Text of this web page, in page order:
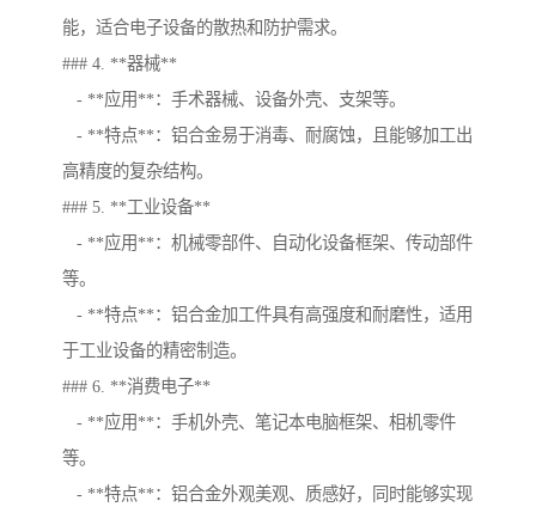
能，适合电子设备的散热和防护需求。
### 4. **器械**
- **应用**：手术器械、设备外壳、支架等。
- **特点**：铝合金易于消毒、耐腐蚀，且能够加工出
高精度的复杂结构。
### 5. **工业设备**
- **应用**：机械零部件、自动化设备框架、传动部件
等。
- **特点**：铝合金加工件具有高强度和耐磨性，适用
于工业设备的精密制造。
### 6. **消费电子**
- **应用**：手机外壳、笔记本电脑框架、相机零件
等。
- **特点**：铝合金外观美观、质感好，同时能够实现